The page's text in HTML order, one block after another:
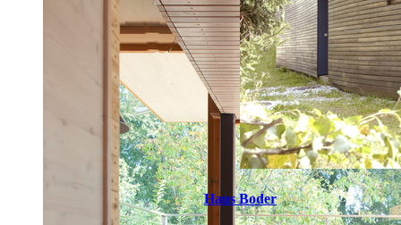
Haus Boder